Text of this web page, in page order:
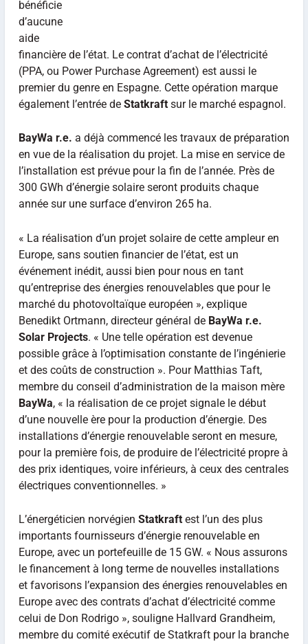
bénéficie
d’aucune
aide
financière de l’état. Le contrat d’achat de l’électricité
(PPA, ou Power Purchase Agreement) est aussi le
premier du genre en Espagne. Cette opération marque
également l’entrée de Statkraftsur le marché espagnol.
BayWa r.e. a déjà commencé les travaux de préparation
en vue de la réalisation du projet. La mise en service de
l’installation est prévue pour la fin de l’année. Près de
300 GWh d’énergie solaire seront produits chaque
année sur une surface d’environ 265 ha.
« La réalisation d’un projet solaire de cette ampleur en
Europe, sans soutien financier de l’état, est un
événement inédit, aussi bien pour nous en tant
qu’entreprise des énergies renouvelables que pour le
marché du photovoltaïque européen », explique
Benedikt Ortmann, directeur général de BayWa r.e.
Solar Projects. « Une telle opération est devenue
possible grâce à l’optimisation constante de l’ingénierie
et des coûts de construction ». Pour Matthias Taft,
membre du conseil d’administration de la maison mère
BayWa, « la réalisation de ce projet signale le début
d’une nouvelle ère pour la production d’énergie. Des
installations d’énergie renouvelable seront en mesure,
pour la première fois, de produire de l’électricité propre à
des prix identiques, voire inférieurs, à ceux des centrales
électriques conventionnelles. »
L’énergéticien norvégien Statkraftest l’un des plus
importants fournisseurs d’énergie renouvelable en
Europe, avec un portefeuille de 15 GW. « Nous assurons
le financement à long terme de nouvelles installations
et favorisons l’expansion des énergies renouvelables en
Europe avec des contrats d’achat d’électricité comme
celui de Don Rodrigo », souligne Hallvard Grandheim,
membre du comité exécutif de Statkraft pour la branche